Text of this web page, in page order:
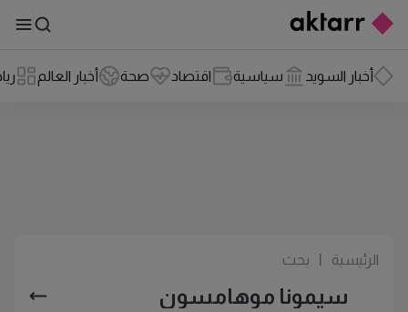
أخبار السويد سياسية اقتصاد صحة أخبار العالم
الرئيسية بحث